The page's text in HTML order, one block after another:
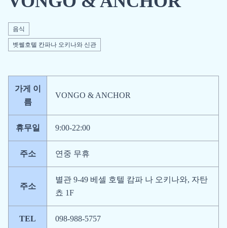
음식
벳쎌호텔 칸파나 오키나와 신관
가게 이
름
VONGO & ANCHOR
휴무일 9:00-22:00
주소 연중 무휴
주소
별관 9-49 베셀 호텔 캄파 나 오키나와, 자탄
쵸 1F
TEL 098-988-5757